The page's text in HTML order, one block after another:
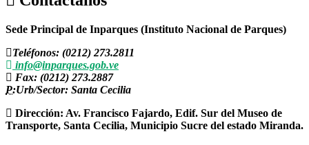
Sede Principal de Inparques (Instituto Nacional de Parques)
Teléfonos: (0212) 273.2811
info@inparques.gob.ve
Fax: (0212) 273.2887
P:Urb/Sector: Santa Cecilia
Dirección: Av. Francisco Fajardo, Edif. Sur del Museo de
Transporte, Santa Cecilia, Municipio Sucre del estado Miranda.